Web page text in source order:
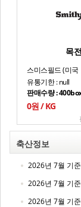
목
스미스필드 (미
유통기한 : null
판매수량 :
0원 / KG
축산정보
2026년 7월 기
2026년 7월 기